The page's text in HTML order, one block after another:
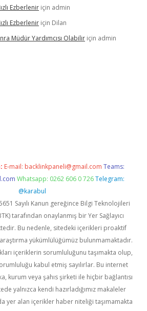
Ezberlenir için admin
Ezberlenir için Dilan
Müdür Yardımcısı Olabilir için admin
E-mail: backlinkpaneli@gmail.com Teams:
Whatsapp: 0262 606 0 726 Telegram:
@karabul
Sayılı Kanun gereğince Bilgi Teknolojileri
tarafından onaylanmış bir Yer Sağlayıcı
Bu nedenle, sitedeki içerikleri proaktif
yükümlülüğümüz bulunmamaktadır.
içeriklerin sorumluluğunu taşımakta olup,
kabul etmiş sayılırlar. Bu internet
kurum veya şahıs şirketi ile hiçbir bağlantısı
yalnızca kendi hazırladığımız makaleler
yer alan içerikler haber niteliği taşımamakta